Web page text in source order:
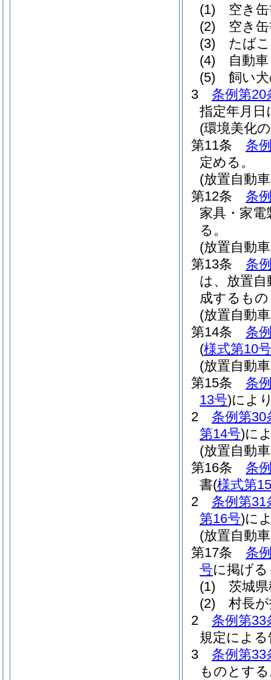
(1)
空き
(2)
空き
(3)
たば
(4)
自動
(5)
飼い
3
条例第20
指定年月
(環境美化
第11条
条
定める。
(放置自動
第12条
条
家具・家電
る。
(放置自動
第13条
条
は、放置自
成するも
(放置自動
第14条
条
(様式第10号
(放置自動
第15条
条
13号)によ
2
条例第30
第14号)に
(放置自動
第16条
条
書(様式第
2
条例第31
第16号)に
(放置自動
第17条
条
号に掲げ
(1)
茨城
(2)
村長
2
条例第33
規定によ
3
条例第33
ものとす